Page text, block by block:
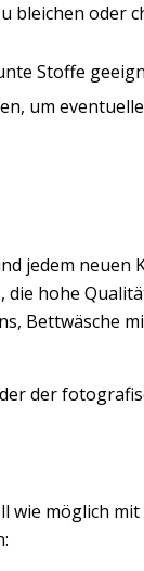
bleichen oder
Stoffe
um
jedem neuen
hohe
Bettwäsche
der
wie möglich